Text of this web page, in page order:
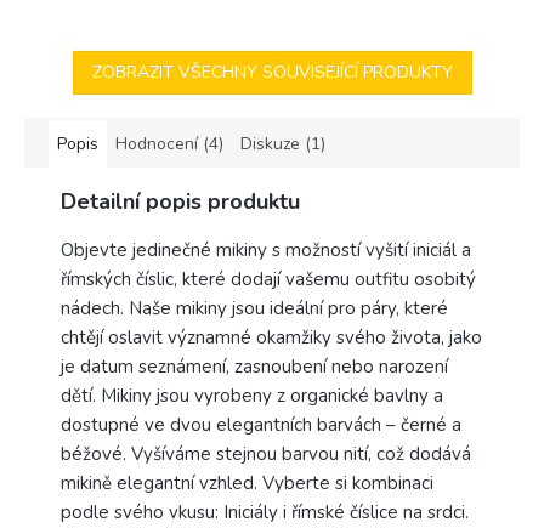
ZOBRAZIT VŠECHNY SOUVISEJÍCÍ PRODUKTY
Popis Hodnocení (4) Diskuze (1)
Detailní popis produktu
Objevte jedinečné mikiny s možností vyšití iniciál a
římských číslic, které dodají vašemu outfitu osobitý
nádech. Naše mikiny jsou ideální pro páry, které
chtějí oslavit významné okamžiky svého života, jako
je datum seznámení, zasnoubení nebo narození
dětí. Mikiny jsou vyrobeny z organické bavlny a
dostupné ve dvou elegantních barvách – černé a
béžové. Vyšíváme stejnou barvou nití, což dodává
mikině elegantní vzhled. Vyberte si kombinaci
podle svého vkusu: Iniciály i římské číslice na srdci.